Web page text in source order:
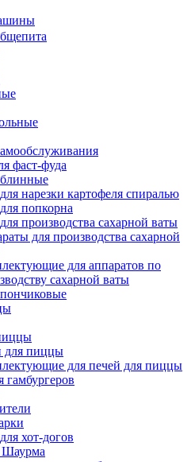
фаст-фуда
нарезки картофеля спиралью
попкорна
производства сахарной ваты
для производства сахарной
для аппаратов по
сахарной ваты
для пиццы
для печей для пиццы
гамбургеров
хот-догов
Шаурма